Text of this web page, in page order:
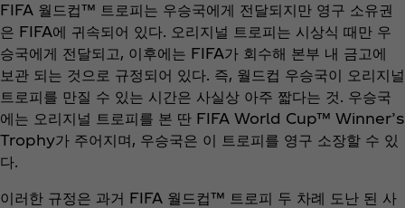
FIFA 월드컵™ 트로피는 우승국에게 전달되지만 영구 소유권
은 FIFA에 귀속되어 있다. 오리지널 트로피는 시상식 때만 우
승국에게 전달되고, 이후에는 FIFA가 회수해 본부 내 금고에
보관 되는 것으로 규정되어 있다. 즉, 월드컵 우승국이 오리지널
트로피를 만질 수 있는 시간은 사실상 아주 짧다는 것. 우승국
에는 오리지널 트로피를 본 딴 FIFA World Cup™ Winner’s
Trophy가 주어지며, 우승국은 이 트로피를 영구 소장할 수 있
다.
이러한 규정은 과거 FIFA 월드컵™ 트로피 두 차례 도난 된 사